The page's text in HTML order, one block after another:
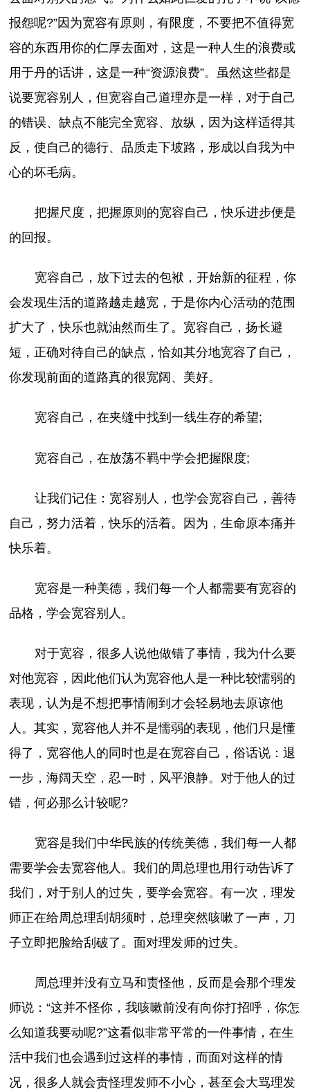
报怨呢?”因为宽容有原则，有限度，不要把不值得宽
容的东西用你的仁厚去面对，这是一种人生的浪费或
用于丹的话讲，这是一种“资源浪费”。虽然这些都是
说要宽容别人，但宽容自己道理亦是一样，对于自己
的错误、缺点不能完全宽容、放纵，因为这样适得其
反，使自己的德行、品质走下坡路，形成以自我为中
心的坏毛病。
把握尺度，把握原则的宽容自己，快乐进步便是
的回报。
宽容自己，放下过去的包袱，开始新的征程，你
会发现生活的道路越走越宽，于是你内心活动的范围
扩大了，快乐也就油然而生了。宽容自己，扬长避
短，正确对待自己的缺点，恰如其分地宽容了自己，
你发现前面的道路真的很宽阔、美好。
宽容自己，在夹缝中找到一线生存的希望;
宽容自己，在放荡不羁中学会把握限度;
让我们记住：宽容别人，也学会宽容自己，善待
自己，努力活着，快乐的活着。因为，生命原本痛并
快乐着。
宽容是一种美德，我们每一个人都需要有宽容的
品格，学会宽容别人。
对于宽容，很多人说他做错了事情，我为什么要
对他宽容，因此他们认为宽容他人是一种比较懦弱的
表现，认为是不想把事情闹到才会轻易地去原谅他
人。其实，宽容他人并不是懦弱的表现，他们只是懂
得了，宽容他人的同时也是在宽容自己，俗话说：退
一步，海阔天空，忍一时，风平浪静。对于他人的过
错，何必那么计较呢?
宽容是我们中华民族的传统美德，我们每一人都
需要学会去宽容他人。我们的周总理也用行动告诉了
我们，对于别人的过失，要学会宽容。有一次，理发
师正在给周总理刮胡须时，总理突然咳嗽了一声，刀
子立即把脸给刮破了。面对理发师的过失。
周总理并没有立马和责怪他，反而是会那个理发
师说：“这并不怪你，我咳嗽前没有向你打招呼，你怎
么知道我要动呢?”这看似非常平常的一件事情，在生
活中我们也会遇到过这样的事情，而面对这样的情
况，很多人就会责怪理发师不小心，甚至会大骂理发